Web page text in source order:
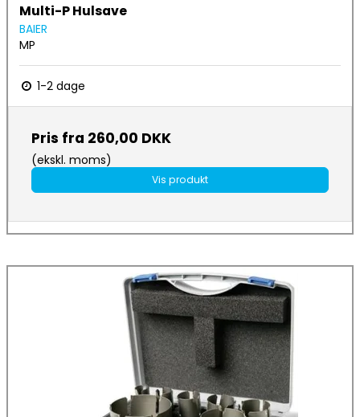
Multi-P Hulsave
BAIER
MP
1-2 dage
Pris fra 260,00 DKK
(ekskl. moms)
Vis produkt